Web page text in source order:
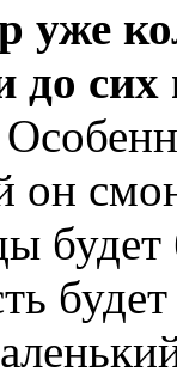
уже
сих
он